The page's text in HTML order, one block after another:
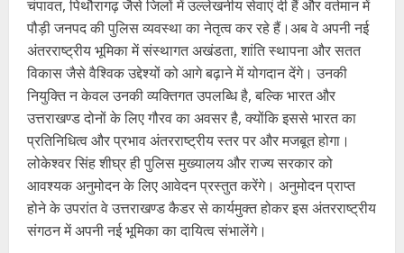
चंपावत, पिथौरागढ़ जैसे जिलों में उल्लेखनीय सेवाएं दी हैं और वर्तमान में
पौड़ी जनपद की पुलिस व्यवस्था का नेतृत्व कर रहे हैं।अब वे अपनी नई
अंतरराष्ट्रीय भूमिका में संस्थागत अखंडता, शांति स्थापना और सतत
विकास जैसे वैश्विक उद्देश्यों को आगे बढ़ाने में योगदान देंगे। उनकी
नियुक्ति न केवल उनकी व्यक्तिगत उपलब्धि है, बल्कि भारत और
उत्तराखण्ड दोनों के लिए गौरव का अवसर है, क्योंकि इससे भारत का
प्रतिनिधित्व और प्रभाव अंतरराष्ट्रीय स्तर पर और मजबूत होगा।
लोकेश्वर सिंह शीघ्र ही पुलिस मुख्यालय और राज्य सरकार को
आवश्यक अनुमोदन के लिए आवेदन प्रस्तुत करेंगे। अनुमोदन प्राप्त
होने के उपरांत वे उत्तराखण्ड कैडर से कार्यमुक्त होकर इस अंतरराष्ट्रीय
संगठन में अपनी नई भूमिका का दायित्व संभालेंगे।